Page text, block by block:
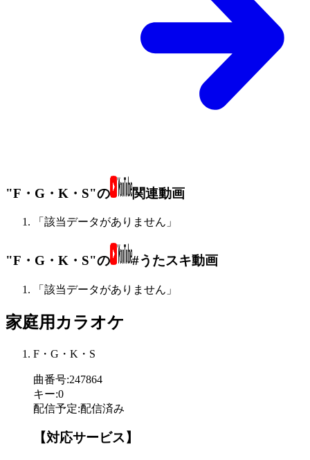
"F・G・K・S"の 関連動画
「該当データがありません」
"F・G・K・S"の #うたスキ動画
「該当データがありません」
家庭用カラオケ
F・G・K・S
曲番号:247864
キー:0
配信予定:配信済み
【対応サービス】